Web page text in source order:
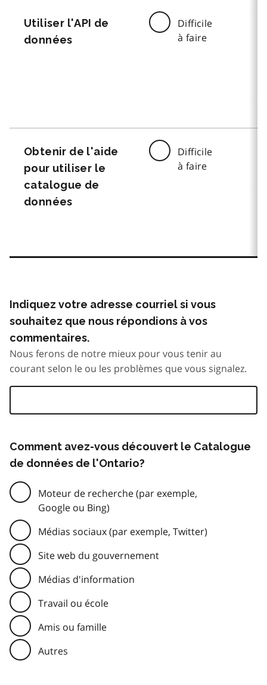
Utiliser l'API de
données
Difficile
à faire
Obtenir de l'aide
pour utiliser le
catalogue de
données
Difficile
à faire
Indiquez votre adresse courriel si vous
souhaitez que nous répondions à vos
commentaires.
Nous ferons de notre mieux pour vous tenir au
courant selon le ou les problèmes que vous signalez.
Comment avez-vous découvert le Catalogue
de données de l'Ontario?
Moteur de recherche (par exemple,
Google ou Bing)
Médias sociaux (par exemple, Twitter)
Site web du gouvernement
Médias d'information
Travail ou école
Amis ou famille
Autres